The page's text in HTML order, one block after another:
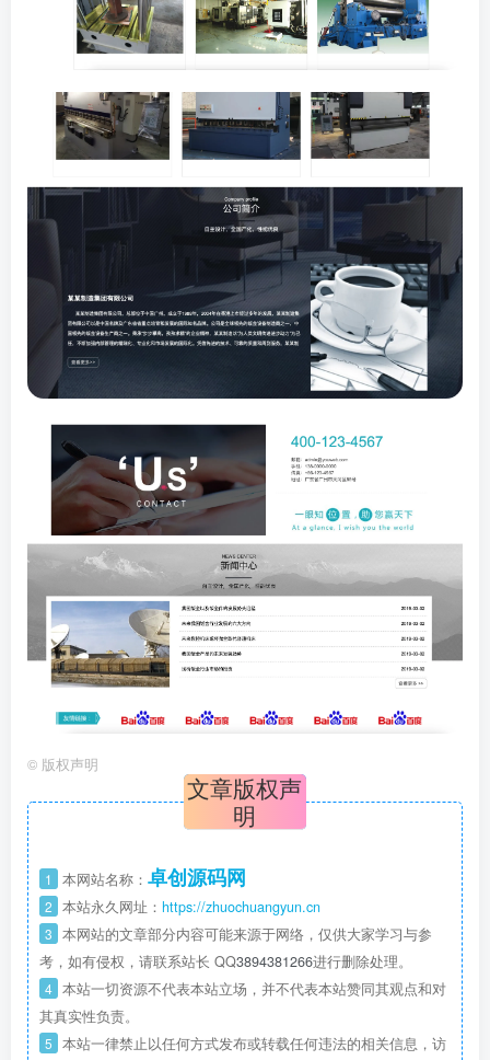
© 版权声明
文章版权声
明
1 本网站名称： 卓创源码网
2 本站永久网址： https://zhuochuangyun.cn
3 本网站的文章部分内容可能来源于网络，仅供大家学习与参
考，如有侵权，请联系站长 QQ3894381266进行删除处理。
4 本站一切资源不代表本站立场，并不代表本站赞同其观点和对
其真实性负责。
5 本站一律禁止以任何方式发布或转载任何违法的相关信息，访